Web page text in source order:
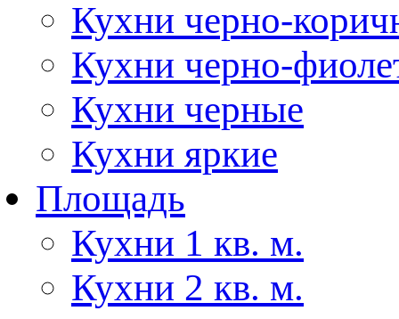
Кухни черно-
Кухни черно-
Кухни черные
Кухни яркие
Площадь
Кухни 1 кв. м.
Кухни 2 кв. м.